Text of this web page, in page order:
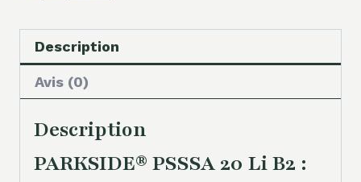
Description
Avis (0)
Description
PARKSIDE® PSSSA 20 Li B2 :